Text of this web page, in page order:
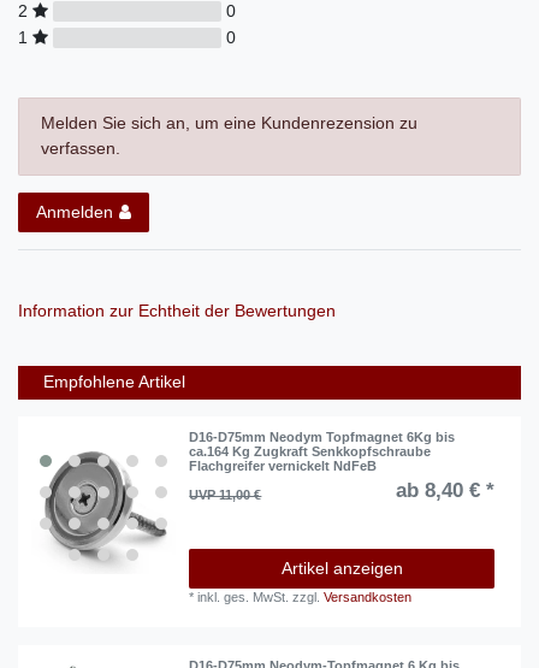
2
0
1
0
Melden Sie sich an, um eine Kundenrezension zu
verfassen.
Anmelden
Information zur Echtheit der Bewertungen
Empfohlene Artikel
D16-D75mm Neodym Topfmagnet 6Kg bis
ca.164 Kg Zugkraft Senkkopfschraube
Flachgreifer vernickelt NdFeB
UVP 11,00 €
ab 8,40 € *
Artikel anzeigen
*inkl. ges. MwSt. zzgl.Versandkosten